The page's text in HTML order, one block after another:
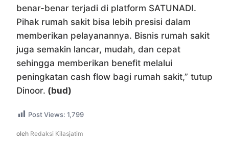
benar-benar terjadi di platform SATUNADI.
Pihak rumah sakit bisa lebih presisi dalam
memberikan pelayanannya. Bisnis rumah sakit
juga semakin lancar, mudah, dan cepat
sehingga memberikan benefit melalui
peningkatan cash flow bagi rumah sakit,” tutup
Dinoor. (bud)
Post Views: 1,799
oleh Redaksi Kilasjatim